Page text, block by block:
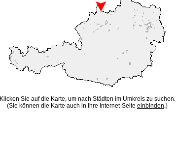
Klicken Sie auf die Karte, um nach Städten im Umkreis zu suchen.
(Sie können die Karte auch in Ihre Internet-Seite einbinden.)